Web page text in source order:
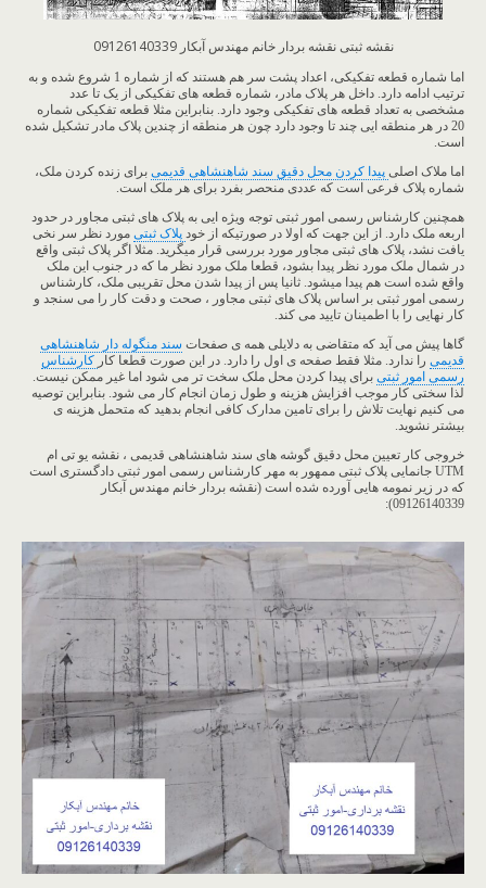
نقشه ثبتی نقشه بردار خانم مهندس آبکار 09126140339
اما شماره قطعه تفکیکی، اعداد پشت سر هم هستند که از شماره 1 شروع شده و به
ترتیب ادامه دارد. داخل هر پلاک مادر، شماره قطعه های تفکیکی از یک تا عدد
مشخصی به تعداد قطعه های تفکیکی وجود دارد. بنابراین مثلا قطعه تفکیکی شماره
20 در هر منطقه ایی چند تا وجود دارد چون هر منطقه از چندین پلاک مادر تشکیل شده
است.
اما ملاک اصلی پیدا کردن محل دقیق سند شاهنشاهی قدیمی برای زنده کردن ملک،
شماره پلاک فرعی است که عددی منحصر بفرد برای هر ملک است.
همچنین کارشناس رسمی امور ثبتی توجه ویژه ایی به پلاک های ثبتی مجاور در حدود
اربعه ملک دارد. از این جهت که اولا در صورتیکه از خود پلاک ثبتی مورد نظر سر نخی
یافت نشد، پلاک های ثبتی مجاور مورد بررسی قرار میگرید. مثلا اگر پلاک ثبتی واقع
در شمال ملک مورد نظر پیدا بشود، قطعا ملک مورد نظر ما که در جنوب این ملک
واقع شده است هم پیدا میشود. ثانیا پس از پیدا شدن محل تقریبی ملک، کارشناس
رسمی امور ثبتی بر اساس پلاک های ثبتی مجاور ، صحت و دقت کار را می سنجد و
کار نهایی را با اطمینان تایید می کند.
گاها پیش می آید که متقاضی به دلایلی همه ی صفحات سند منگوله دار شاهنشاهی
قدیمی را ندارد. مثلا فقط صفحه ی اول را دارد. در این صورت قطعا کار کارشناس
رسمی امور ثبتی برای پیدا کردن محل ملک سخت تر می شود اما غیر ممکن نیست.
لذا سختی کار موجب افزایش هزینه و طول زمان انجام کار می شود. بنابراین توصیه
می کنیم نهایت تلاش را برای تامین مدارک کافی انجام بدهید که متحمل هزینه ی
بیشتر نشوید.
خروجی کار تعیین محل دقیق گوشه های سند شاهنشاهی قدیمی ، نقشه یو تی ام
UTM جانمایی پلاک ثبتی ممهور به مهر کارشناس رسمی امور ثبتی دادگستری است
که در زیر نمومه هایی آورده شده است (نقشه بردار خانم مهندس آبکار
09126140339):